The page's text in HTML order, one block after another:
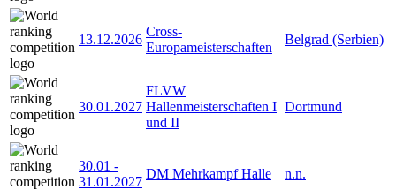
13.12.2026
Cross-
Europameisterschaften
Belgrad (Serbien)
30.01.2027
FLVW
Hallenmeisterschaften I
und II
Dortmund
30.01 -
31.01.2027
DM Mehrkampf Halle n.n.